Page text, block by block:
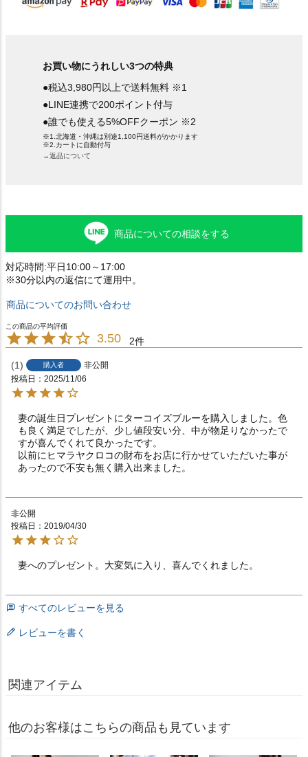
お買い物にうれしい3つの特典
●税込3,980円以上で送料無料 ※1
●LINE連携で200ポイント付与
●誰でも使える5%OFFクーポン ※2
※1.北海道・沖縄は別途1,100円送料がかかります
※2.カートに自動付与
→返品について
商品についての相談をする
対応時間:平日10:00～17:00
※30分以内の返信にて運用中。
商品についてのお問い合わせ
3.50 2
1 購入者
非公開
投稿日
2025/11/06
妻の誕生日プレゼントにターコイズブルーを購入しました。色
も良く満足でしたが、少し値段安い分、中が物足りなかったで
すが喜んでくれて良かったです。
以前にヒマラヤクロコの財布をお店に行かせていただいた事が
あったので不安も無く購入出来ました。
非公開
投稿日
2019/04/30
妻へのプレゼント。大変気に入り、喜んでくれました。
すべてのレビューを見る
レビューを書く
関連アイテム
他のお客様はこちらの商品も見ています